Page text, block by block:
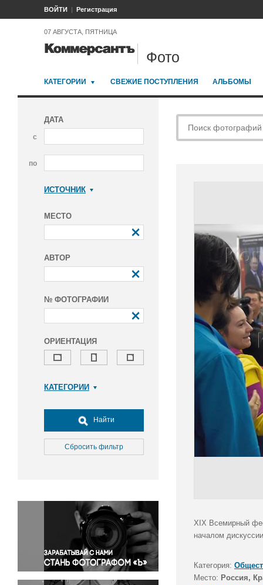
ВОЙТИ Регистрация
07 АВГУСТА, ПЯТНИЦА
Фото
КАТЕГОРИИ СВЕЖИЕ ПОСТУПЛЕНИЯ АЛЬБОМЫ
ДАТА
с
по
ИСТОЧНИК
МЕСТО
АВТОР
№ ФОТОГРАФИИ
ОРИЕНТАЦИЯ
КАТЕГОРИИ
Досуг, туризм и отдых
Культура
Медицина
Окружающая среда
Политика
Правосудие
Происшествия и конфликты
Религия
Светская жизнь
Найти
Сбросить фильтр
XIX Всемирный
началом
Категория:
Место: Россия,